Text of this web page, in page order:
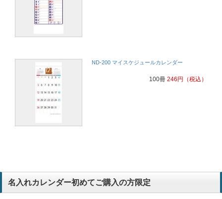
ND-200 マイスケジュールカレンダー
100冊 246 円 （税込）
名入れカレンダー初めてご購入の方限定